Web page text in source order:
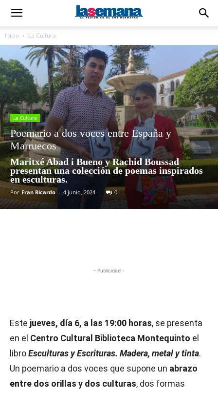
Inicio La Cultura
La Cultura
Poemario a dos voces entre España y
Marruecos
Maritxé Abad i Bueno y Rachid Boussad
presentan una colección de poemas inspirados
en esculturas.
Por Fran Ricardo - 4 junio, 2024 0
- Publicidad -
Este jueves, día 6, a las 19:00 horas, se presenta
en el Centro Cultural Biblioteca Montequinto el
libroEsculturas y Escrituras. Madera, metal y tinta.
Un poemario a dos voces que supone un abrazo
entre dos orillas y dos culturas, dos formas